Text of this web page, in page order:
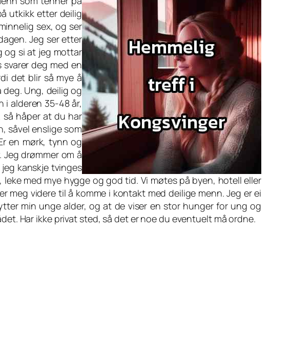
utkikk etter deilig
sex, og ser
Jeg ser etter
og si at jeg mottar
deg med en
det blir så mye å
deg. Ung, deilig og
i alderen 35-48 år,
så håper at du har
såvel enslige som
en mørk, tynn og
drømmer om å
kanskje tvinges
med mye hygge og god tid. Vi møtes på byen, hotell eller
videre til å komme i kontakt med deilige menn. Jeg er ei
min unge alder, og at de viser en stor hunger for ung og
Har ikke privat sted, så det er noe du eventuelt må ordne.